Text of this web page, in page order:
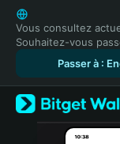
English
日本語
Tiếng Việt
Español
Türkçe
Italiano
Vous consultez
Souhaitez-vous
Passer à :